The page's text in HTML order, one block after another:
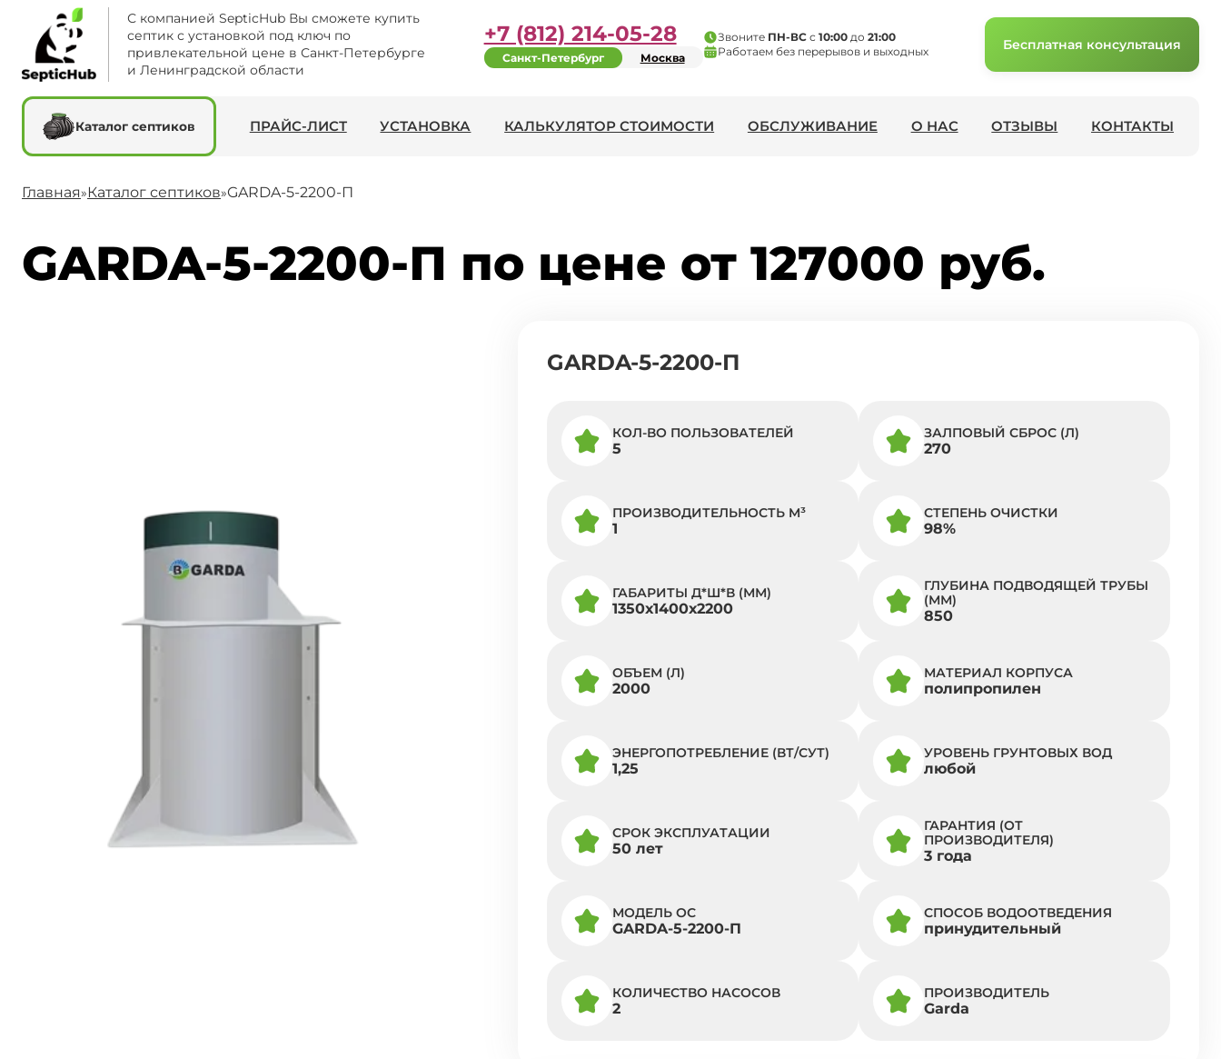
С компанией SepticHub Вы сможете купить
септик с установкой под ключ по
привлекательной цене в Санкт-Петербурге
и Ленинградской области
+7 (812) 214-05-28
Санкт-Петербург Москва
Звоните ПН-ВСс 10:00до 21:00
Работаем без перерывов и выходных
Бесплатная консультация
Каталог септиков ПРАЙС-ЛИСТ УСТАНОВКА КАЛЬКУЛЯТОР СТОИМОСТИ ОБСЛУЖИВАНИЕ О НАС ОТЗЫВЫ КОНТАКТЫ
Главная»Каталог септиков»GARDA-5-2200-П
GARDA-5-2200-П по цене от 127000 руб.
GARDA-5-2200-П
КОЛ-ВО ПОЛЬЗОВАТЕЛЕЙ
5
ЗАЛПОВЫЙ СБРОС (Л)
270
ПРОИЗВОДИТЕЛЬНОСТЬ M³
1
СТЕПЕНЬ ОЧИСТКИ
98%
ГАБАРИТЫ Д*Ш*В (ММ)
1350х1400х2200
ГЛУБИНА ПОДВОДЯЩЕЙ ТРУБЫ
(ММ)
850
ОБЪЕМ (Л)
2000
МАТЕРИАЛ КОРПУСА
полипропилен
ЭНЕРГОПОТРЕБЛЕНИЕ (ВТ/СУТ)
1,25
УРОВЕНЬ ГРУНТОВЫХ ВОД
любой
СРОК ЭКСПЛУАТАЦИИ
50 лет
ГАРАНТИЯ (ОТ
ПРОИЗВОДИТЕЛЯ)
3 года
МОДЕЛЬ ОС
GARDA-5-2200-П
СПОСОБ ВОДООТВЕДЕНИЯ
принудительный
КОЛИЧЕСТВО НАСОСОВ
2
ПРОИЗВОДИТЕЛЬ
Garda